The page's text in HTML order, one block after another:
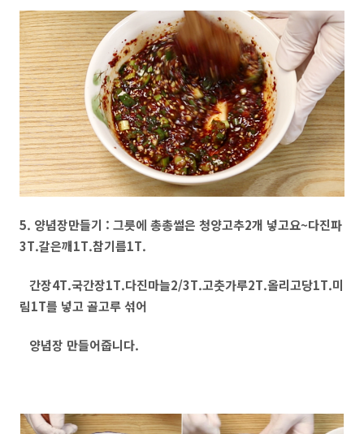
5. 양념장만들기 : 그릇에 총총썰은 청양고추2개 넣고요~다진파
3T.갈은깨1T.참기름1T.
간장4T.국간장1T.다진마늘2/3T.고춧가루2T.올리고당1T.미
림1T를 넣고 골고루 섞어
양념장 만들어줍니다.